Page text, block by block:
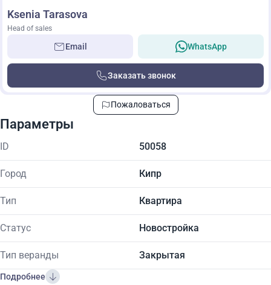
Ksenia Tarasova
Head of sales
Email WhatsApp
Заказать звонок
Пожаловаться
Параметры
ID 50058
Город Кипр
Тип Квартира
Статус Новостройка
Тип веранды Закрытая
Подробнее